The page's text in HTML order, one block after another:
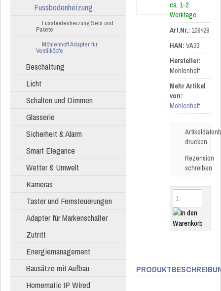
Fussbodenheizung
Fussbodenheizung Sets und
Pakete
Möhlenhoff Adapter für
Ventilköpfe
Beschattung
Licht
Schalten und Dimmen
Glasserie
Sicherheit & Alarm
Smart Elegance
Wetter & Umwelt
Kameras
Taster und Fernsteuerungen
Adapter für Markenschalter
Zutritt
Energiemanagement
Bausätze mit Aufbau
Homematic IP Wired
ca. 1-2
Werktage
Art.Nr.: 109429
HAN: VA33
Hersteller:
Möhlenhoff
Mehr Artikel
von:
Möhlenhoff
drucken
Rezension
schreiben